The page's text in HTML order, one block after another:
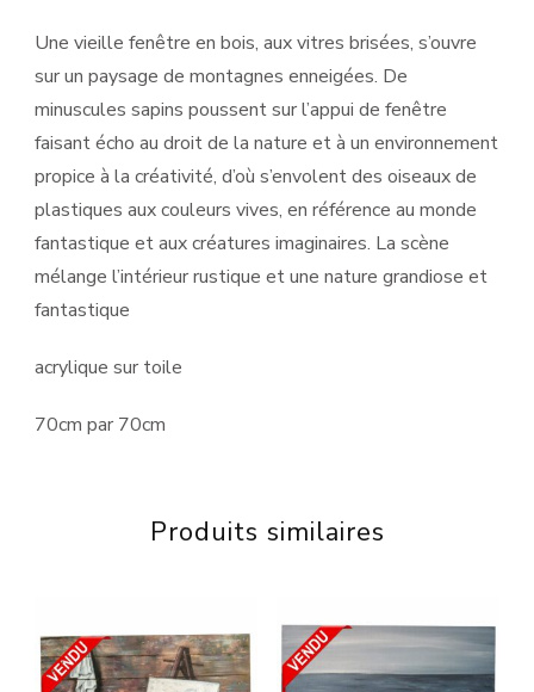
Une vieille fenêtre en bois, aux vitres brisées, s’ouvre
sur un paysage de montagnes enneigées. De
minuscules sapins poussent sur l’appui de fenêtre
faisant écho au droit de la nature et à un environnement
propice à la créativité, d’où s’envolent des oiseaux de
plastiques aux couleurs vives, en référence au monde
fantastique et aux créatures imaginaires. La scène
mélange l’intérieur rustique et une nature grandiose et
fantastique
acrylique sur toile
70cm par 70cm
Produits similaires